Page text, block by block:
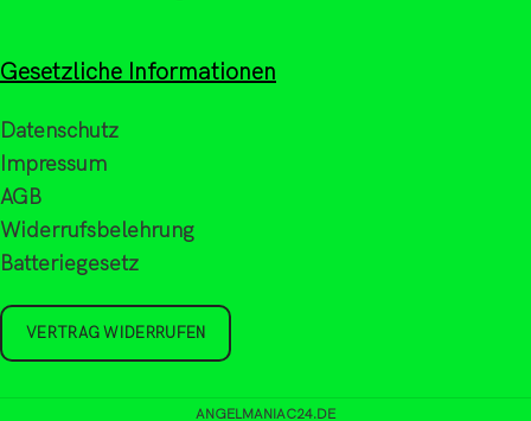
Gesetzliche Informationen
Datenschutz
Impressum
AGB
Widerrufsbelehrung
Batteriegesetz
VERTRAG WIDERRUFEN
ANGELMANIAC24.DE